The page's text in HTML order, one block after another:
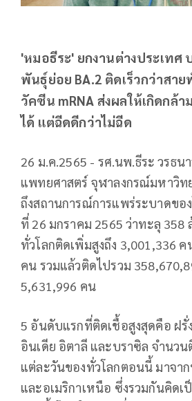
'หมอธีระ' ยกงานต่างประเทศ
พันธุ์ย่อย BA.2 ติดเร็วกว่าสา
วัคซีน mRNA ส่งผลให้เกิดกล้า
ได้ แต่ฉีดดีกว่าไม่ฉีด
26 ม.ค.2565 - รศ.นพ.ธีระ วรธน
แพทยศาสตร์ จุฬาลงกรณ์มหาวิท
ถึงสถานการณ์การแพร่ระบาดขอ
ที่ 26 มกราคม 2565 ว่าทะลุ 358
ทั่วโลกติดเพิ่มสูงถึง 3,001,336
คน รวมแล้วติดไปรวม
5,631,996 คน
5 อันดับแรกที่ติดเชื้อสูงสุดคือ ฝรั่
อินเดีย อิตาลี และบราซิล จำนว
แต่ละวันของทั่วโลกตอนนี้ มาจาก
และอเมริกาเหนือ ซึ่งรวมกันคิดเ